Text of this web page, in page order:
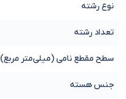
نوع رشته
تعداد رشته
سطح مقطع نامی (میلی‌متر مربع)
جنس هسته